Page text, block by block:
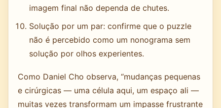
imagem final não dependa de chutes.
Solução por um par: confirme que o puzzle
não é percebido como um nonograma sem
solução por olhos experientes.
Como Daniel Cho observa, “mudanças pequenas
e cirúrgicas — uma célula aqui, um espaço ali —
muitas vezes transformam um impasse frustrante